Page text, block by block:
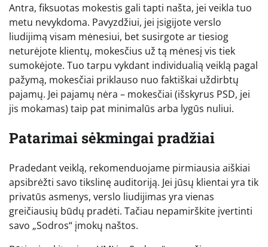
Antra, fiksuotas mokestis gali tapti našta, jei veikla tuo
metu nevykdoma. Pavyzdžiui, jei įsigijote verslo
liudijimą visam mėnesiui, bet susirgote ar tiesiog
neturėjote klientų, mokesčius už tą mėnesį vis tiek
sumokėjote. Tuo tarpu vykdant individualią veiklą pagal
pažymą, mokesčiai priklauso nuo faktiškai uždirbtų
pajamų. Jei pajamų nėra – mokesčiai (išskyrus PSD, jei
jis mokamas) taip pat minimalūs arba lygūs nuliui.
Patarimai sėkmingai pradžiai
Pradedant veiklą, rekomenduojame pirmiausia aiškiai
apsibrėžti savo tikslinę auditoriją. Jei jūsų klientai yra tik
privatūs asmenys, verslo liudijimas yra vienas
greičiausių būdų pradėti. Tačiau nepamirškite įvertinti
savo „Sodros“ įmokų naštos.